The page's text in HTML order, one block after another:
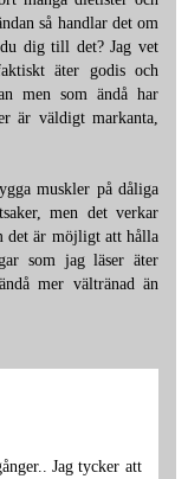
så handlar det om
dig till det? Jag vet
äter godis och
men som ändå har
är väldigt markanta,
muskler på dåliga
men det verkar
det är möjligt att hålla
som jag läser äter
mer vältränad än
Jag tycker att